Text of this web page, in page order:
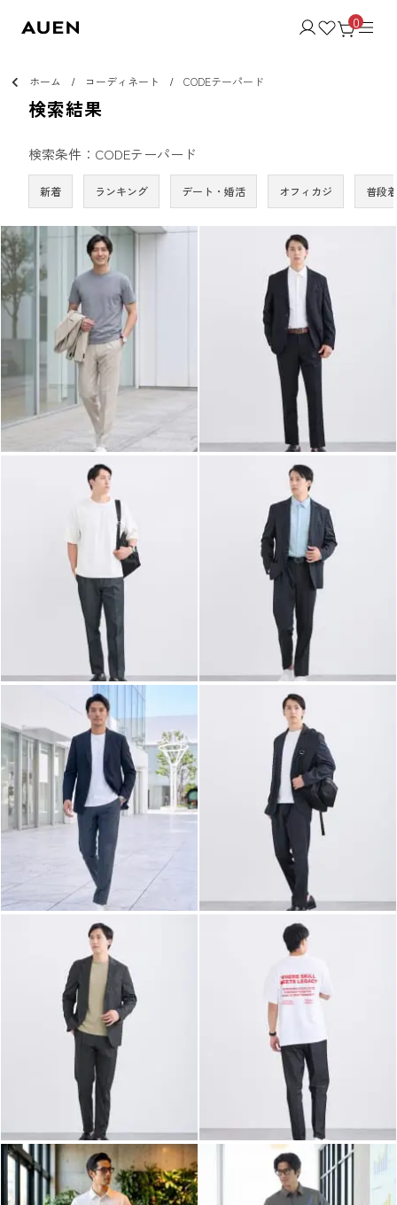
0
ホーム コーディネート CODEテーパード
検索結果
検索条件：CODEテーパード
新着 ランキング デート・婚活 オフィカジ 普段